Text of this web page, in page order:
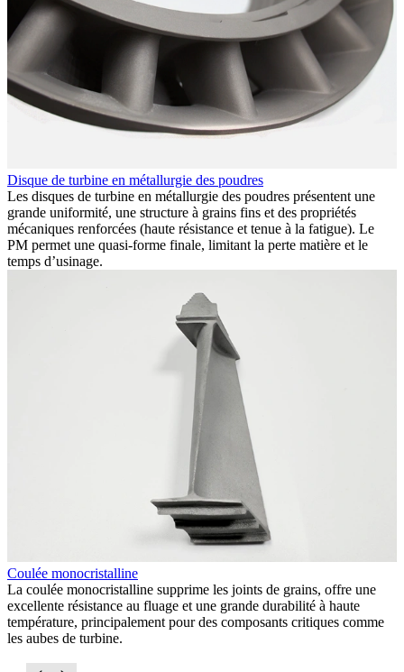
Disque de turbine en métallurgie des poudres
Les disques de turbine en métallurgie des poudres présentent une
grande uniformité, une structure à grains fins et des propriétés
mécaniques renforcées (haute résistance et tenue à la fatigue). Le
PM permet une quasi-forme finale, limitant la perte matière et le
temps d’usinage.
Coulée monocristalline
La coulée monocristalline supprime les joints de grains, offre une
excellente résistance au fluage et une grande durabilité à haute
température, principalement pour des composants critiques comme
les aubes de turbine.